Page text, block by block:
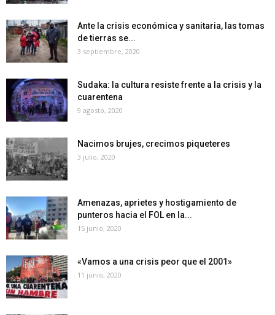
Ante la crisis económica y sanitaria, las tomas
de tierras se...
3 septiembre, 2020
Sudaka: la cultura resiste frente a la crisis y la
cuarentena
9 agosto, 2020
Nacimos brujes, crecimos piqueteres
3 julio, 2020
Amenazas, aprietes y hostigamiento de
punteros hacia el FOL en la...
15 junio, 2020
«Vamos a una crisis peor que el 2001»
11 junio, 2020